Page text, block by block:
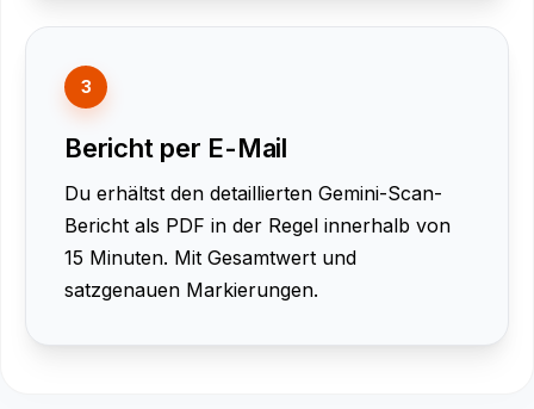
3
Bericht per E-Mail
Du erhältst den detaillierten Gemini-Scan-
Bericht als PDF in der Regel innerhalb von
15 Minuten. Mit Gesamtwert und
satzgenauen Markierungen.